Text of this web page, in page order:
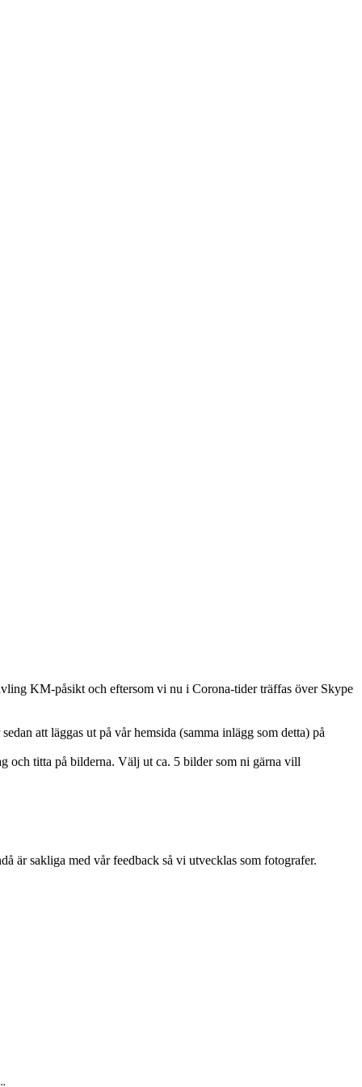
KM-påsikt och eftersom vi nu i Corona-tider träffas över Skype
att läggas ut på vår hemsida (samma inlägg som detta) på
och titta på bilderna. Välj ut ca. 5 bilder som ni gärna vill
är sakliga med vår feedback så vi utvecklas som fotografer.